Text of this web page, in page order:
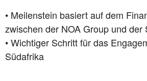
• Meilenstein basiert auf dem
zwischen der NOA Group und der
• Wichtiger Schritt für das
Südafrika